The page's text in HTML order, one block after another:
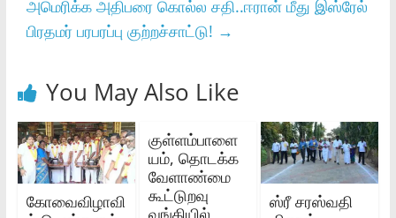
அமெரிக்க அதிபரை கொல்ல சதி..ஈரான் மீது இஸ்ரேல்
பிரதமர் பரபரப்பு குற்றச்சாட்டு! →
You May Also Like
கோவைவிழாவி
குள்ளம்பாளை
யம், தொடக்க
வேளாண்மை
கூட்டுறவு
வங்கியில்
ஸ்ரீ சரஸ்வதி